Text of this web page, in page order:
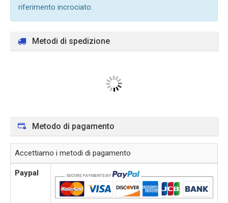
riferimento incrociato.
Metodi di spedizione
Metodo di pagamento
Accettiamo i metodi di pagamento
Paypal